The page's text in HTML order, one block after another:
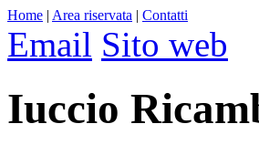
Home | Area riservata | Contatti
Email Sito web
Iuccio